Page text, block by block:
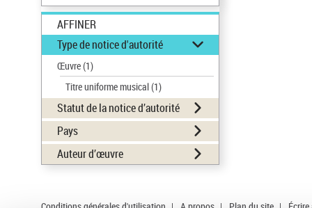
AFFINER
Type de notice d'autorité
Œuvre(1)
Titre uniforme musical(1)
Statut de la notice d’autorité
Pays
Auteur d’œuvre